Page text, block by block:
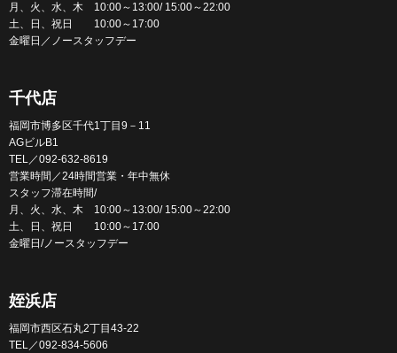
月、火、水、木 10:00～13:00/ 15:00～22:00
土、日、祝日 10:00～17:00
金曜日／ノースタッフデー
千代店
福岡市博多区千代1丁目9－11
AGビルB1
TEL／092-632-8619
営業時間／24時間営業・年中無休
スタッフ滞在時間/
月、火、水、木 10:00～13:00/ 15:00～22:00
土、日、祝日 10:00～17:00
金曜日/ノースタッフデー
姪浜店
福岡市西区石丸2丁目43-22
TEL／092-834-5606